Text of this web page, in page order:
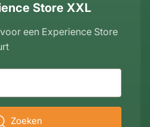
Store XXL
een Experience Store
Zoeken